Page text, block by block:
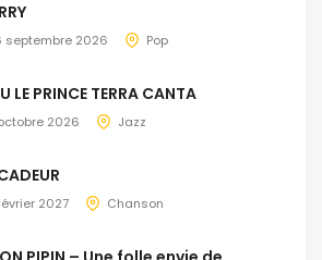
septembre 2026 Pop
LE PRINCE TERRA CANTA
2026 Jazz
2027 Chanson